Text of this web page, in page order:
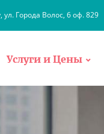
ул. Города Волос, 6 оф. 829
Услуги и Цены